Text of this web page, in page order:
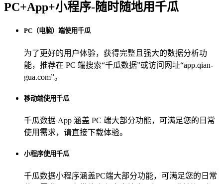
PC+App+小程序-随时随地用千瓜
PC（电脑）端使用千瓜
为了更好的用户体验，获得完整且强大的数据分析功
能，推荐在 PC 端搜索“千瓜数据”或访问网址“app.qian-
gua.com”。
移动端使用千瓜
千瓜数据 App 涵盖 PC 端大部分功能，可满足您的日常
使用需求，请直接下载体验。
小程序使用千瓜
千瓜数据小程序涵盖PC端大部分功能，可满足您的日常